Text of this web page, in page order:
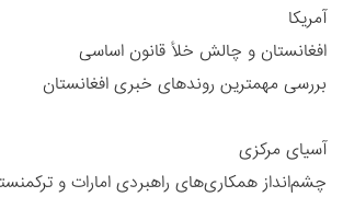
آمریکا
افغانستان و چالش خلأ قانون اساسی
بررسی مهمترین روندهای خبری افغانستان
آسیای مرکزی
چشم‌انداز همکاری‌های راهبردی امارات و